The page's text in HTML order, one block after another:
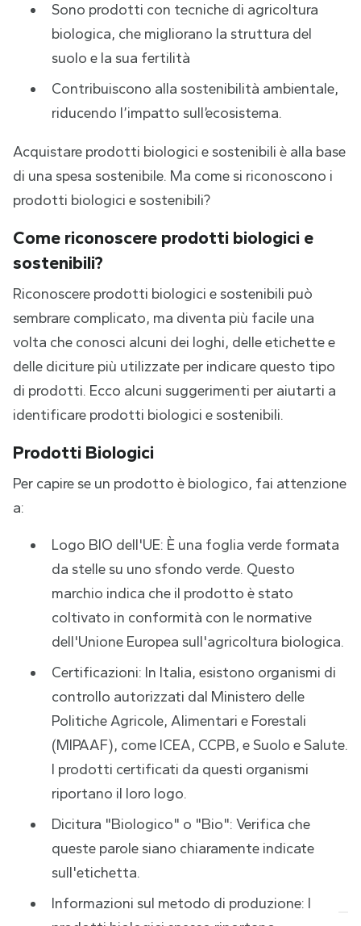
Sono prodotti con tecniche di agricoltura
biologica, che migliorano la struttura del
suolo e la sua fertilità
Contribuiscono alla sostenibilità ambientale,
riducendo l’impatto sull’ecosistema.
Acquistare prodotti biologici e sostenibili è alla base
di una spesa sostenibile. Ma come si riconoscono i
prodotti biologici e sostenibili?
Come riconoscere prodotti biologici e
sostenibili?
Riconoscere prodotti biologici e sostenibili può
sembrare complicato, ma diventa più facile una
volta che conosci alcuni dei loghi, delle etichette e
delle diciture più utilizzate per indicare questo tipo
di prodotti. Ecco alcuni suggerimenti per aiutarti a
identificare prodotti biologici e sostenibili.
Prodotti Biologici
Per capire se un prodotto è biologico, fai attenzione
a:
Logo BIO dell'UE: È una foglia verde formata
da stelle su uno sfondo verde. Questo
marchio indica che il prodotto è stato
coltivato in conformità con le normative
dell'Unione Europea sull'agricoltura biologica.
Certificazioni: In Italia, esistono organismi di
controllo autorizzati dal Ministero delle
Politiche Agricole, Alimentari e Forestali
(MIPAAF), come ICEA, CCPB, e Suolo e Salute.
I prodotti certificati da questi organismi
riportano il loro logo.
Dicitura "Biologico" o "Bio": Verifica che
queste parole siano chiaramente indicate
sull'etichetta.
Informazioni sul metodo di produzione: I